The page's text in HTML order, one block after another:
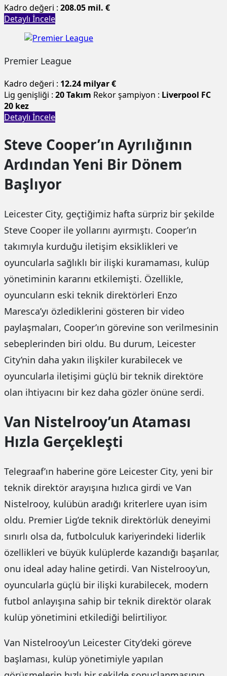
Kadro değeri : 208.05 mil. €
Detaylı İncele
Premier League
Kadro değeri : 12.24 milyar €
Lig genişliği : 20 Takım Rekor şampiyon : Liverpool FC
20 kez
Detaylı İncele
Steve Cooper’ın Ayrılığının
Ardından Yeni Bir Dönem
Başlıyor
Leicester City, geçtiğimiz hafta sürpriz bir şekilde
Steve Cooper ile yollarını ayırmıştı. Cooper’ın
takımıyla kurduğu iletişim eksiklikleri ve
oyuncularla sağlıklı bir ilişki kuramaması, kulüp
yönetiminin kararını etkilemişti. Özellikle,
oyuncuların eski teknik direktörleri Enzo
Maresca’yı özlediklerini gösteren bir video
paylaşmaları, Cooper’ın görevine son verilmesinin
sebeplerinden biri oldu. Bu durum, Leicester
City’nin daha yakın ilişkiler kurabilecek ve
oyuncularla iletişimi güçlü bir teknik direktöre
olan ihtiyacını bir kez daha gözler önüne serdi.
Van Nistelrooy’un Ataması
Hızla Gerçekleşti
Telegraaf’ın haberine göre Leicester City, yeni bir
teknik direktör arayışına hızlıca girdi ve Van
Nistelrooy, kulübün aradığı kriterlere uyan isim
oldu. Premier Lig’de teknik direktörlük deneyimi
sınırlı olsa da, futbolculuk kariyerindeki liderlik
özellikleri ve büyük kulüplerde kazandığı başarılar,
onu ideal aday haline getirdi. Van Nistelrooy’un,
oyuncularla güçlü bir ilişki kurabilecek, modern
futbol anlayışına sahip bir teknik direktör olarak
kulüp yönetimini etkilediği belirtiliyor.
Van Nistelrooy’un Leicester City’deki göreve
başlaması, kulüp yönetimiyle yapılan